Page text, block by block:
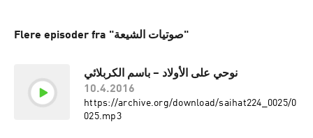
Flere episoder fra "صوتيات الشيعة"
نوحي على الأولاد – باسم الكربلائي
10.4.2016
https://archive.org/download/saihat224_0025/0
025.mp3